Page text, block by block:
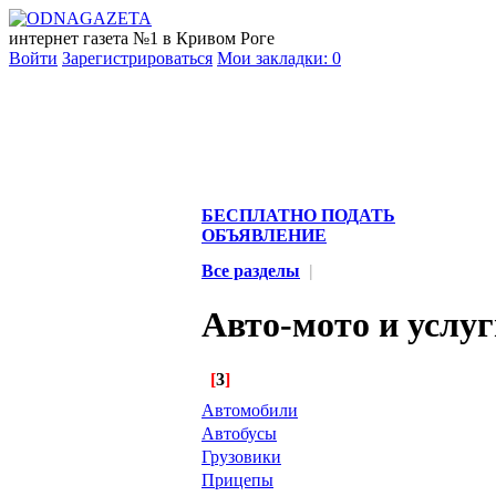
интернет газета №1 в Кривом Роге
Войти Зарегистрироваться Мои закладки: 0
БЕСПЛАТНО ПОДАТЬ
ОБЪЯВЛЕНИЕ
Все разделы |
Авто-мото и
[3]
Автомобили
Автобусы
Грузовики
Прицепы